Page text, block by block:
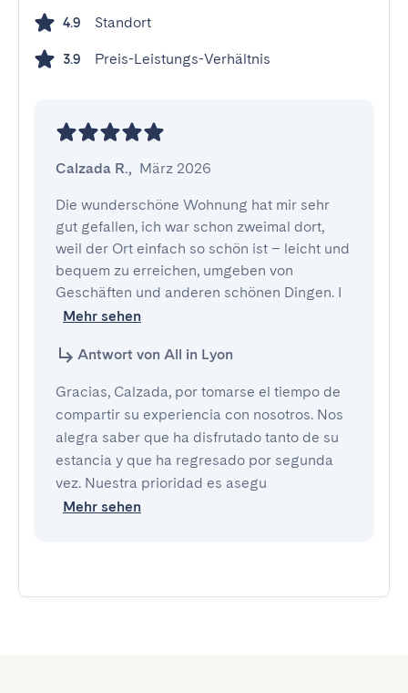
4.9 Standort
3.9 Preis-Leistungs-Verhältnis
Calzada R., März 2026
Die wunderschöne Wohnung hat mir sehr
gut gefallen, ich war schon zweimal dort,
weil der Ort einfach so schön ist – leicht und
bequem zu erreichen, umgeben von
Geschäften und anderen schönen Dingen. I
Mehr sehen
Antwort von All in Lyon
Gracias, Calzada, por tomarse el tiempo de
compartir su experiencia con nosotros. Nos
alegra saber que ha disfrutado tanto de su
estancia y que ha regresado por segunda
vez. Nuestra prioridad es asegu
Mehr sehen